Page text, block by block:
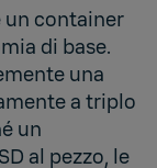
un container
di base.
una
a triplo
un
al pezzo, le